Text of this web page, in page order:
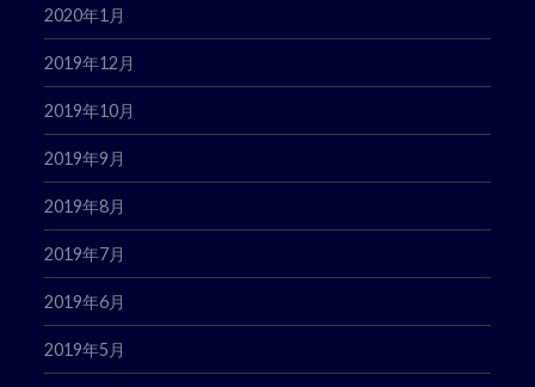
2020年1月
2019年12月
2019年10月
2019年9月
2019年8月
2019年7月
2019年6月
2019年5月